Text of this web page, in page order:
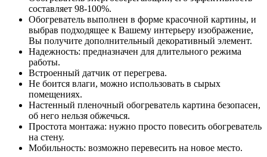
составляет 98-100%.
Обогреватель выполнен в форме красочной картины, и
выбрав подходящее к Вашему интерьеру изображение,
Вы получите дополнительный декоративный элемент.
Надежность: предназначен для длительного режима
работы.
Встроенный датчик от перегрева.
Не боится влаги, можно использовать в сырых
помещениях.
Настенный пленочный обогреватель картина безопасен,
об него нельзя обжечься.
Простота монтажа: нужно просто повесить обогреватель
на стену.
Мобильность: возможно перевесить на новое место.